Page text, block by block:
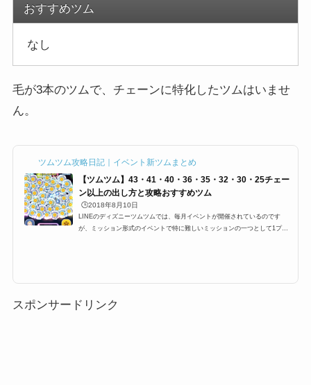
おすすめツム
なし
毛が3本のツムで、チェーンに特化したツムはいませ
ん。
ツムツム攻略日記｜イベント新ツムまとめ
【ツムツム】43・41・40・36・35・32・30・25チェー
ン以上の出し方と攻略おすすめツム
🕒️2018年8月10日
LINEのディズニーツムツムでは、毎月イベントが開催されているのです
が、ミッション形式のイベントで特に難しいミッションの一つとして1プレ
ェーン・35チェーン系ミッション攻...
スポンサードリンク